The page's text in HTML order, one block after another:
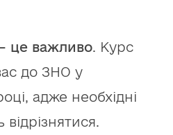
це важливо. Курс
до ЗНО у
адже необхідні